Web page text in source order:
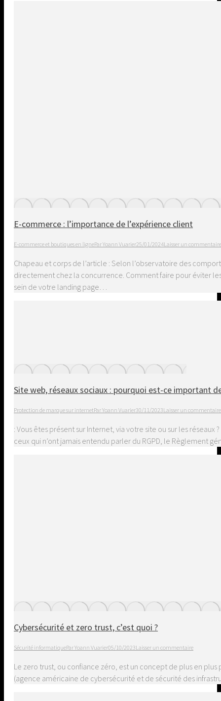
E-commerce : l’importance de l’expérience client
E-commerce et boutiques en ligneParYoann Vuarier25/01/2024Laisser un commentaire
Chapeau et corps de l’article : Selon l’observatoire des
directement chez la concurrence. Comment faire pour éviter
sein de votre landing page…
Site web, réseaux sociaux : pourquoi est-ce important
Protection de marque sur internetParYoann Vuarier30/11/2023Laisser un commentaire
: Vous êtes présent sur Internet, via votre site ou sur les
ceux qui n’ont jamais entendu parler du RGPD, le Règlement
Cybersécurité et zero trust, c’est quoi ?
Sécurité informatiqueParYoann Vuarier05/10/2023Laisser un commentaire
Le zero trust, ou confiance zéro, est un concept de plus en
(agence américaine de cybersécurité et de sécurité des